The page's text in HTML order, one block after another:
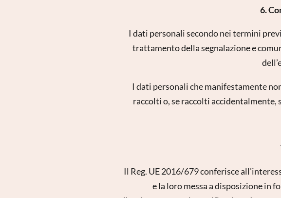
6.
I dati personali secondo nei termini
trattamento della segnalazione e
I dati personali che manifestamente
raccolti o, se raccolti accidentalmente,
Il Reg. UE 2016/679 conferisce
e la loro messa a disposizione in